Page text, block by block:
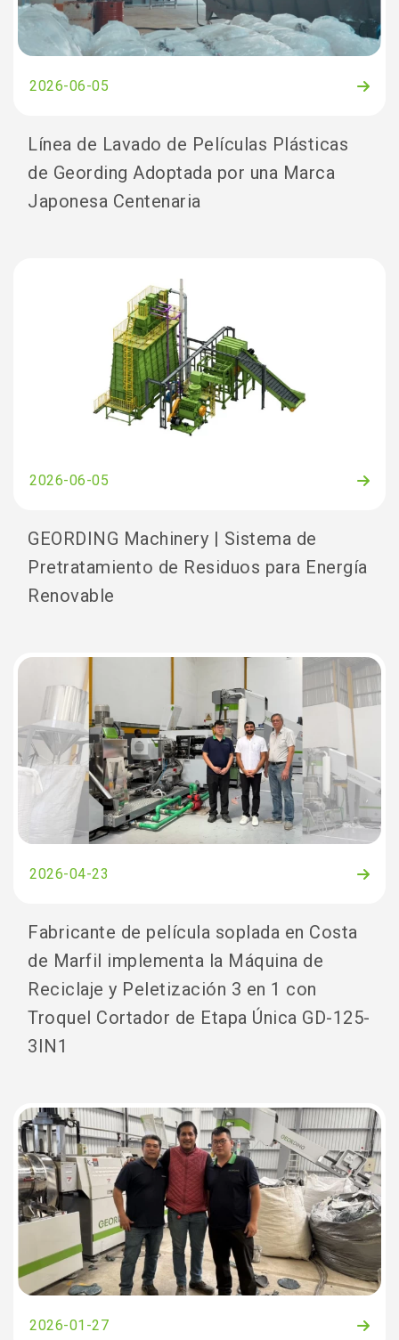
2026-06-05
Línea de Lavado de Películas Plásticas
de Geording Adoptada por una Marca
Japonesa Centenaria
2026-06-05
GEORDING Machinery | Sistema de
Pretratamiento de Residuos para Energía
Renovable
2026-04-23
Fabricante de película soplada en Costa
de Marfil implementa la Máquina de
Reciclaje y Peletización 3 en 1 con
Troquel Cortador de Etapa Única GD-125-
3IN1
2026-01-27